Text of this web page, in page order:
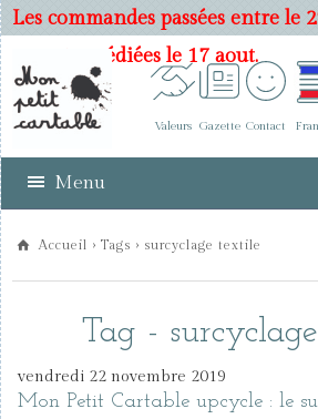
Les commandes passées entre le
seront expédiées le 17 aout.
Valeurs Gazette Contact
Menu
Accueil ›Tags › surcyclage textile
Tag -
vendredi 22 novembre 2019
Mon Petit Cartable upcycle : le